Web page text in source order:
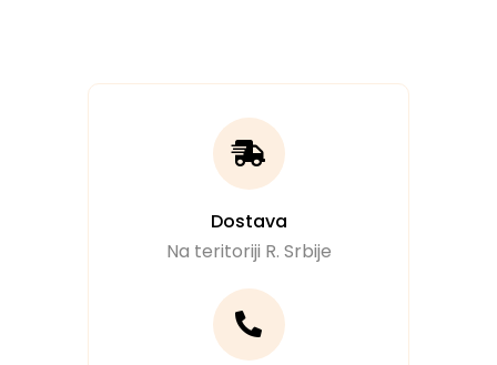
Dostava
Na teritoriji R. Srbije